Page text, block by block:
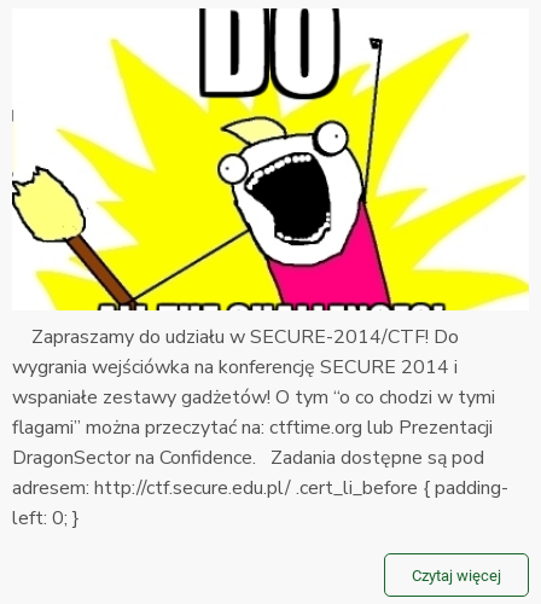
Zapraszamy do udziału w SECURE-2014/CTF! Do
wygrania wejściówka na konferencję SECURE 2014 i
wspaniałe zestawy gadżetów! O tym “o co chodzi w tymi
flagami” można przeczytać na: ctftime.org lub Prezentacji
DragonSector na Confidence. Zadania dostępne są pod
adresem: http://ctf.secure.edu.pl/ .cert_li_before { padding-
left: 0; }
Czytaj więcej